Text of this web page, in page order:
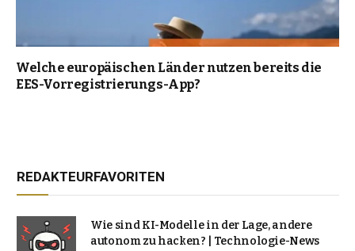
Welche europäischen Länder nutzen bereits die
EES-Vorregistrierungs-App?
REDAKTEURFAVORITEN
Wie sind KI-Modelle in der Lage, andere
autonom zu hacken? | Technologie-News